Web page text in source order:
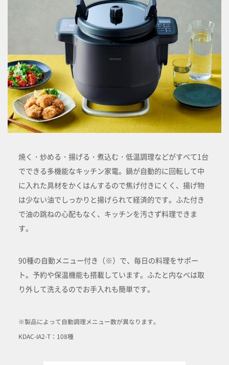
焼く・炒める・揚げる・煮込む・低温調理などがすべて1台
でできる多機能なキッチン家電。鍋が自動的に回転して中
に入れた具材をかくはんするので焦げ付きにくく、揚げ物
は少ない油でしっかりと揚げられて経済的です。ふた付き
で油の跳ねの心配もなく、キッチンを汚さず料理できま
す。
90種の自動メニュー付き（※）で、毎日の料理をサポー
ト。予約や保温機能も搭載しています。ふたと内なべは取
り外して洗えるのでお手入れも簡単です。
※製品によって自動調理メニュー数が異なります。
KDAC-IA2-T：108種